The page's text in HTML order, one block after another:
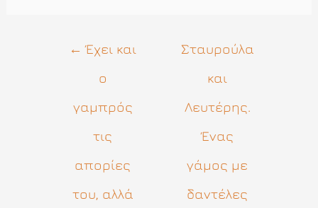
Πλοήγηση
← Έχει και
ο
γαμπρός
τις
απορίες
του, αλλά
Σταυρούλα
και
Λευτέρης.
Ένας
γάμος με
δαντέλες